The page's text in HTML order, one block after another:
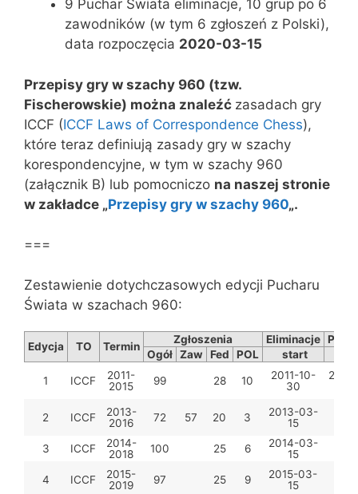
9 Puchar Świata eliminacje, 10 grup po 6
zawodników (w tym 6 zgłoszeń z Polski),
data rozpoczęcia 2020-03-15
Przepisy gry w szachy 960 (tzw.
Fischerowskie) można znaleźć zasadach gry
ICCF (ICCF Laws of Correspondence Chess),
które teraz definiują zasady gry w szachy
korespondencyjne, w tym w szachy 960
(załącznik B) lub pomocniczo na naszej stronie
w zakładce „Przepisy gry w szachy 960„.
===
Zestawienie dotychczasowych edycji Pucharu
Świata w szachach 960:
Edycja TO Termin
Zgłoszenia Eliminacje
Ogół Zaw Fed POL start
1 ICCF
2011-
2015
99 28 10
2011-10-
30
2 ICCF
2013-
2016
72 57 20 3
2013-03-
15
3
ICCF
2014-
2018
100 25 6
2014-03-
15
4
ICCF
2015-
2019
97 25 9
2015-03-
15